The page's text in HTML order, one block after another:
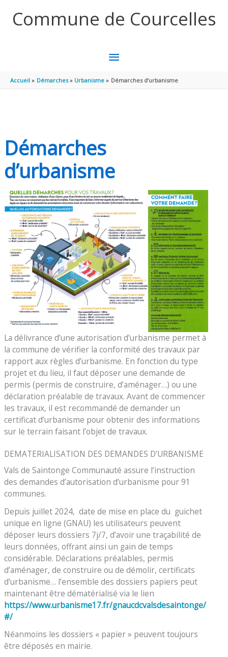
Commune de Courcelles
MENU
PRINCIPAL
Accueil Démarches Urbanisme Démarches d’urbanisme
Démarches
d’urbanisme
La délivrance d’une autorisation d’urbanisme permet à
la commune de vérifier la conformité des travaux par
rapport aux règles d’urbanisme. En fonction du type
projet et du lieu, il faut déposer une demande de
permis (permis de construire, d’aménager…) ou une
déclaration préalable de travaux. Avant de commencer
les travaux, il est recommandé de demander un
certificat d’urbanisme pour obtenir des informations
sur le terrain faisant l’objet de travaux.
DEMATERIALISATION DES DEMANDES D’URBANISME
Vals de Saintonge Communauté assure l’instruction
des demandes d’autorisation d’urbanisme pour 91
communes.
Depuis juillet 2024, date de mise en place du guichet
unique en ligne (GNAU) les utilisateurs peuvent
déposer leurs dossiers 7j/7, d’avoir une traçabilité de
leurs données, offrant ainsi un gain de temps
considérable. Déclarations préalables, permis
d’aménager, de construire ou de démolir, certificats
d’urbanisme… l’ensemble des dossiers papiers peut
maintenant être dématérialisé via le lien
https://www.urbanisme17.fr/gnaucdcvalsdesaintonge/
#/
Néanmoins les dossiers « papier » peuvent toujours
être déposés en mairie.